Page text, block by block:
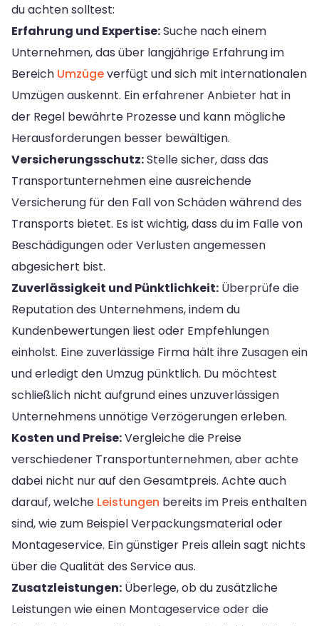
du achten solltest:
Erfahrung und Expertise:Suche nach einem
Unternehmen, das über langjährige Erfahrung im
Bereich Umzügeverfügt und sich mit internationalen
Umzügen auskennt. Ein erfahrener Anbieter hat in
der Regel bewährte Prozesse und kann mögliche
Herausforderungen besser bewältigen.
Versicherungsschutz:Stelle sicher, dass das
Transportunternehmen eine ausreichende
Versicherung für den Fall von Schäden während des
Transports bietet. Es ist wichtig, dass du im Falle von
Beschädigungen oder Verlusten angemessen
abgesichert bist.
Zuverlässigkeit und Pünktlichkeit: Überprüfe die
Reputation des Unternehmens, indem du
Kundenbewertungen liest oder Empfehlungen
einholst. Eine zuverlässige Firma hält ihre Zusagen ein
und erledigt den Umzug pünktlich. Du möchtest
schließlich nicht aufgrund eines unzuverlässigen
Unternehmens unnötige Verzögerungen erleben.
Kosten und Preise:Vergleiche die Preise
verschiedener Transportunternehmen, aber achte
dabei nicht nur auf den Gesamtpreis. Achte auch
darauf, welche Leistungen bereits im Preis enthalten
sind, wie zum Beispiel Verpackungsmaterial oder
Montageservice. Ein günstiger Preis allein sagt nichts
über die Qualität des Service aus.
Zusatzleistungen: Überlege, ob du zusätzliche
Leistungen wie einen Montageservice oder die